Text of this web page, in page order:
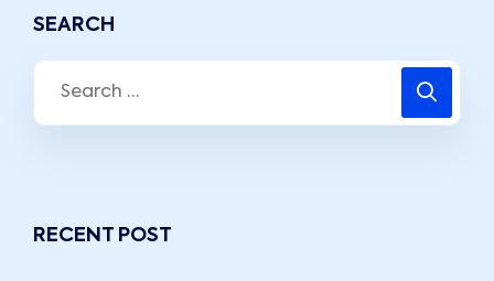
SEARCH
RECENT POST